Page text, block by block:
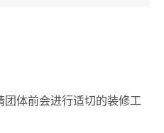
体前会进行适切的装修工